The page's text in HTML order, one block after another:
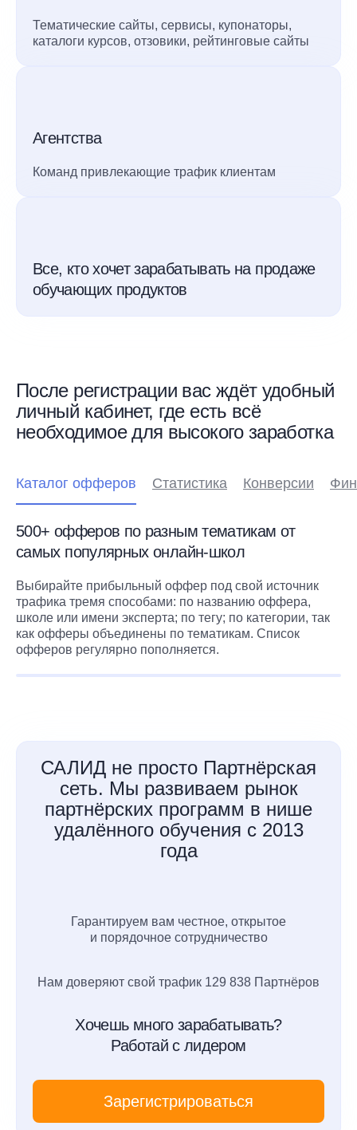
Тематические сайты, сервисы, купонаторы,
каталоги курсов, отзовики, рейтинговые сайты
Агентства
Команд привлекающие трафик клиентам
Все, кто хочет зарабатывать на продаже
обучающих продуктов
После регистрации вас ждёт удобный
личный кабинет, где есть всё
необходимое для высокого заработка
Каталог офферов Статистика Конверсии
500+ офферов по разным тематикам от
самых популярных онлайн-школ
Выбирайте прибыльный оффер под свой источник
трафика тремя способами: по названию оффера,
школе или имени эксперта; по тегу; по категории, так
как офферы объединены по тематикам. Список
офферов регулярно пополняется.
САЛИД не просто Партнёрская
сеть. Мы развиваем рынок
партнёрских программ в нише
удалённого обучения с 2013
года
Гарантируем вам честное, открытое
и порядочное сотрудничество
Нам доверяют свой трафик 129 838 Партнёров
Хочешь много зарабатывать?
Работай с лидером
Зарегистрироваться